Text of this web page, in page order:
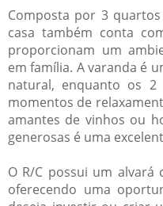
Composta por 3
casa também conta
proporcionam um
em família. A varanda é
natural, enquanto os 2
momentos de
amantes de vinhos ou
generosas é uma
O R/C possui um alvará
oferecendo uma